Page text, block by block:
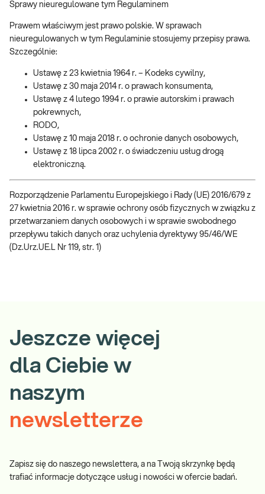
Sprawy nieuregulowane tym Regulaminem
Prawem właściwym jest prawo polskie. W sprawach
nieuregulowanych w tym Regulaminie stosujemy przepisy prawa.
Szczególnie:
Ustawę z 23 kwietnia 1964 r. – Kodeks cywilny,
Ustawę z 30 maja 2014 r. o prawach konsumenta,
Ustawę z 4 lutego 1994 r. o prawie autorskim i prawach
pokrewnych,
RODO,
Ustawę z 10 maja 2018 r. o ochronie danych osobowych,
Ustawę z 18 lipca 2002 r. o świadczeniu usług drogą
elektroniczną.
Rozporządzenie Parlamentu Europejskiego i Rady (UE) 2016/679 z
27 kwietnia 2016 r. w sprawie ochrony osób fizycznych w związku z
przetwarzaniem danych osobowych i w sprawie swobodnego
przepływu takich danych oraz uchylenia dyrektywy 95/46/WE
(Dz.Urz.UE.L Nr 119, str. 1)
Jeszcze więcej
dla Ciebie w
naszym
newsletterze
Zapisz się do naszego newslettera, a na Twoją skrzynkę będą
trafiać informacje dotyczące usług i nowości w ofercie badań.